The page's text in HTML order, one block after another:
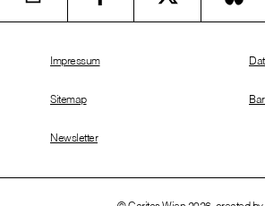
Impressum
Sitemap
Newsletter